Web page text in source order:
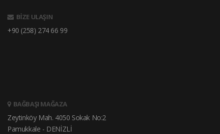
BİZE ULAŞIN
+90 (258) 274 66 99
BAĞBAŞI MAĞAZA
Zeytinköy Mah. 4050 Sokak No:2
Pamukkale - DENİZLİ